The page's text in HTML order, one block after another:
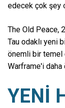
edecek çok şey
The Old Peace,
Tau odaklı yeni
önemli bir temel
Warframe'i daha
YENİ